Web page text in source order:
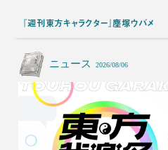
『週刊東方キャラクター』塵塚ウバメ
ニュース 2026/08/06